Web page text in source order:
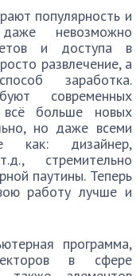
популярность и
невозможно
и доступа в
развлечение, а
заработка.
современных
всё больше новых
но даже всеми
как: дизайнер,
стремительно
паутины. Теперь
работу лучше и
программа,
в сфере